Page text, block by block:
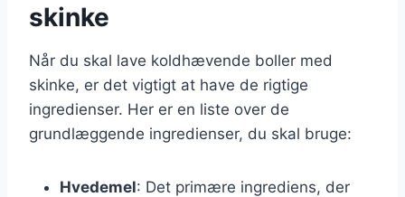
skinke
Når du skal lave koldhævende boller med
skinke, er det vigtigt at have de rigtige
ingredienser. Her er en liste over de
grundlæggende ingredienser, du skal bruge:
Hvedemel: Det primære ingrediens, der